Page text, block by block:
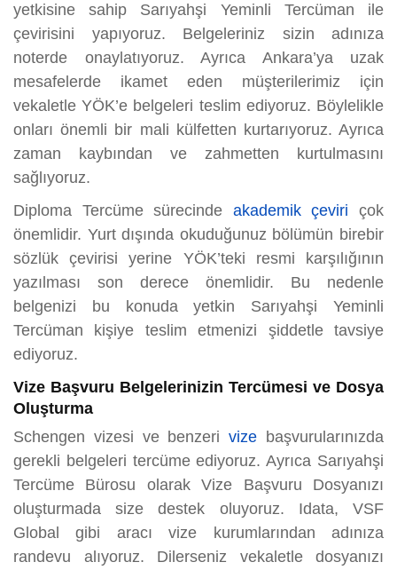
yetkisine sahip Sarıyahşi Yeminli Tercüman ile
çevirisini yapıyoruz. Belgeleriniz sizin adınıza
noterde onaylatıyoruz. Ayrıca Ankara’ya uzak
mesafelerde ikamet eden müşterilerimiz için
vekaletle YÖK’e belgeleri teslim ediyoruz. Böylelikle
onları önemli bir mali külfetten kurtarıyoruz. Ayrıca
zaman kaybından ve zahmetten kurtulmasını
sağlıyoruz.
Diploma Tercüme sürecinde akademik çeviri çok
önemlidir. Yurt dışında okuduğunuz bölümün birebir
sözlük çevirisi yerine YÖK’teki resmi karşılığının
yazılması son derece önemlidir. Bu nedenle
belgenizi bu konuda yetkin Sarıyahşi Yeminli
Tercüman kişiye teslim etmenizi şiddetle tavsiye
ediyoruz.
Vize Başvuru Belgelerinizin Tercümesi ve Dosya
Oluşturma
Schengen vizesi ve benzerivize başvurularınızda
gerekli belgeleri tercüme ediyoruz. Ayrıca Sarıyahşi
Tercüme Bürosu olarak Vize Başvuru Dosyanızı
oluşturmada size destek oluyoruz. Idata, VSF
Global gibi aracı vize kurumlarından adınıza
randevu alıyoruz. Dilerseniz vekaletle dosyanızı